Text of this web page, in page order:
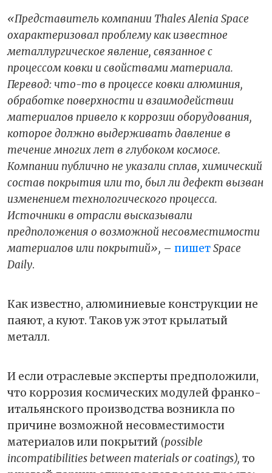
«Представитель компании Thales Alenia Space
охарактеризовал проблему как известное
металлургическое явление, связанное с
процессом ковки и свойствами материала.
Перевод: что-то в процессе ковки алюминия,
обработке поверхности и взаимодействии
материалов привело к коррозии оборудования,
которое должно выдерживать давление в
течение многих лет в глубоком космосе.
Компании публично не указали сплав, химический
состав покрытия или то, был ли дефект вызван
изменением технологического процесса.
Источники в отрасли высказывали
предположения о возможной несовместимости
материалов или покрытий», – пишетSpace
Daily.
Как известно, алюминиевые конструкции не
паяют, а куют. Таков уж этот крылатый
металл.
И если отраслевые эксперты предположили,
что коррозия космических модулей франко-
итальянского производства возникла по
причине возможной несовместимости
материалов или покрытий (possible
incompatibilities between materials or coatings), то